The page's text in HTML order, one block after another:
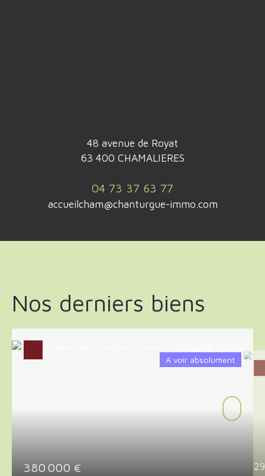
48 avenue de Royat
63 400 CHAMALIERES
04 73 37 63 77
accueilcham@chanturgue-immo.com
Nos derniers biens
A voir absolument
380 000 €